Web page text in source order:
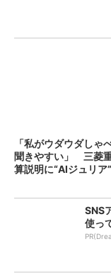
「私がウダウダしゃ
聞きやすい」 三菱
算説明に“AIジュリア
SNS
使っ